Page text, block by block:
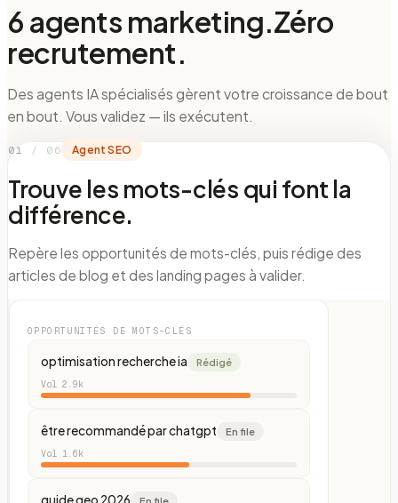
6 agents marketing.Zéro
recrutement.
Des agents IA spécialisés gèrent votre croissance de bout
en bout. Vous validez — ils exécutent.
01 / 06 Agent SEO
Trouve les mots-clés qui font la
différence.
Repère les opportunités de mots-clés, puis rédige des
articles de blog et des landing pages à valider.
OPPORTUNITÉS DE MOTS-CLÉS
optimisation recherche ia
Rédigé
Vol 2.9k
être recommandé par chatgpt
En file
Vol 1.6k
guide geo 2026